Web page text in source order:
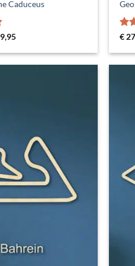
Caduceus
Prijsklasse:
tot
€